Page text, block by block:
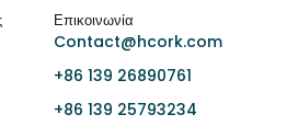
Επικοινωνία
Contact@hcork.com
+86 139 26890761
+86 139 25793234